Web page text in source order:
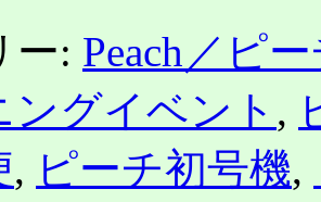
ー: Peach／ピ
ングイベント ,
, ピーチ初号機,